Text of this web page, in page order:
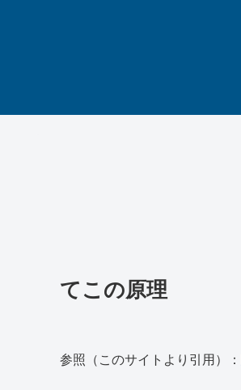
てこの原理
参照（このサイトより引用）：